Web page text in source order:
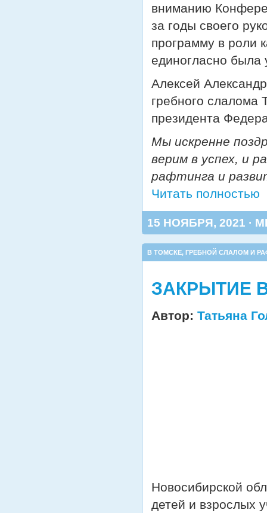
вниманию
за годы своего
программу в роли
единогласно была
Алексей
гребного слалома
президента
Мы искренне
верим в успех, и
рафтинга и
Читать полностью
15 НОЯБРЯ, 2021 ·
В ТОМСКЕ, ГРЕБНОЙ СЛАЛОМ И
ЗАКРЫТИЕ
Автор: Татьяна
Новосибирской
детей и взрослых